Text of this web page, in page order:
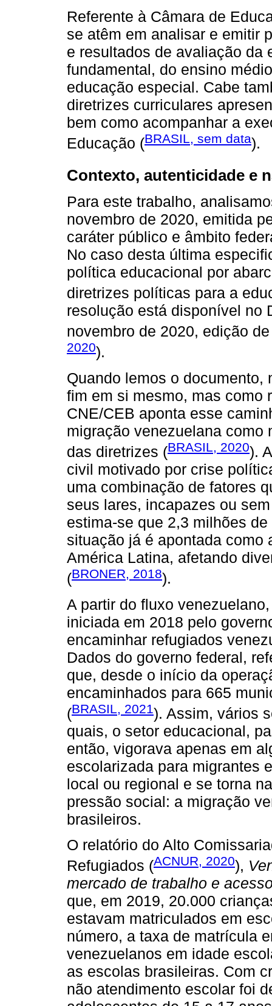
Referente à Câmara de
se atêm em analisar e emitir
e resultados de avaliação da
fundamental, do ensino
educação especial. Cabe
diretrizes curriculares
bem como acompanhar a
Educação (BRASIL, sem data).
Contexto, autenticidade e
Para este trabalho,
novembro de 2020, emitida
caráter público e âmbito
No caso desta última
política educacional por
diretrizes políticas para a
resolução está disponível no
novembro de 2020, edição
2020).
Quando lemos o documento,
fim em si mesmo, mas como
CNE/CEB aponta esse
migração venezuelana como
das diretrizes (BRASIL, 2020).
civil motivado por crise
uma combinação de fatores
seus lares, incapazes ou
estima-se que 2,3 milhões
situação já é apontada como
América Latina, afetando
(BRONER, 2018).
A partir do fluxo
iniciada em 2018 pelo
encaminhar refugiados
Dados do governo federal,
que, desde o início da
encaminhados para 665
(BRASIL, 2021). Assim, vários
quais, o setor educacional,
então, vigorava apenas em
escolarizada para migrantes
local ou regional e se torna
pressão social: a migração
brasileiros.
O relatório do Alto
Refugiados (ACNUR, 2020),
mercado de trabalho e
que, em 2019, 20.000
estavam matriculados em
número, a taxa de matrícula
venezuelanos em idade
as escolas brasileiras. Com
não atendimento escolar foi